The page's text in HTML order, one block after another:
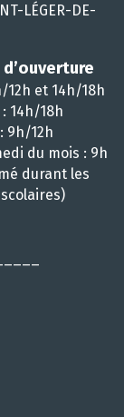
LÉGER-DE-
12h et 14h/18h
14h/18h
9h/12h
du mois : 9h
durant les